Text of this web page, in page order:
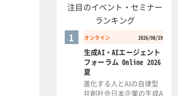
注目のイベント・セミナー
ランキング
オンライン 2026/08/19
1
生成AI・AIエージェント
フォーラム Online 2026
夏
進化する人とAIの自律型
共創社会日本企業の生成A